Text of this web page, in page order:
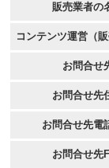
販売業者の
コンテンツ運営（
お問合せ
お問合せ先
お問合せ先電
お問合せ先